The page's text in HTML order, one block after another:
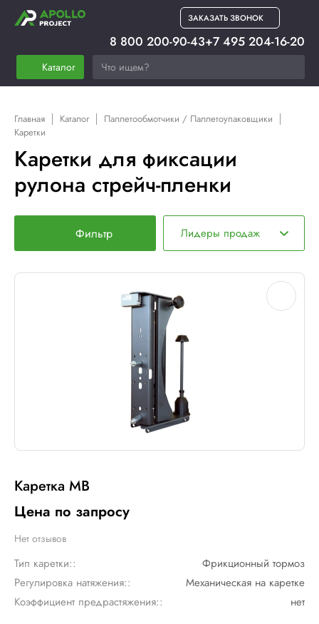
ЗАКАЗАТЬ ЗВОНОК
Каталог
8 800 200-90-43+7 495 204-16-20
Главная Каталог
Паллетообмотчики / Паллетоупаковщики
Каретки
Каретки для фиксации
рулона стрейч-пленки
Фильтр Лидеры продаж
Каретка MB
Цена по запросу
Нет отзывов
Тип каретки::
Фрикционный тормоз
Регулировка натяжения::
Механическая на каретке
Коэффициент предрастяжения::
нет